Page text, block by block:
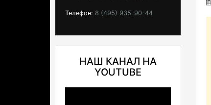
Телефон: 8 (495) 935-90-44
НАШ КАНАЛ НА
YOUTUBE